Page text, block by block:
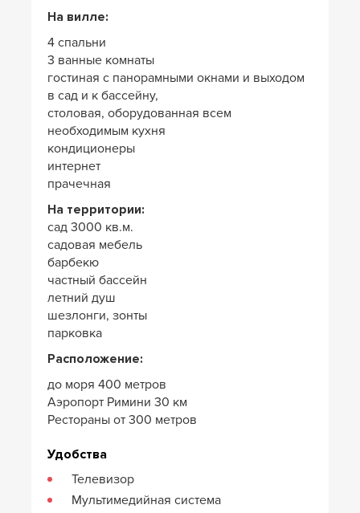
На вилле:
4 спальни
3 ванные комнаты
гостиная с панорамными окнами и выходом
в сад и к бассейну,
столовая, оборудованная всем
необходимым кухня
кондиционеры
интернет
прачечная
На территории:
сад 3000 кв.м.
садовая мебель
барбекю
частный бассейн
летний душ
шезлонги, зонты
парковка
Расположение:
до моря 400 метров
Аэропорт Римини 30 км
Рестораны от 300 метров
Удобства
Телевизор
Мультимедийная система